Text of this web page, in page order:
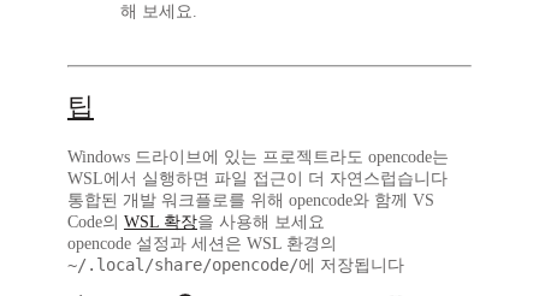
해 보세요.
팁
Windows 드라이브에 있는 프로젝트라도 opencode는
WSL에서 실행하면 파일 접근이 더 자연스럽습니다
통합된 개발 워크플로를 위해 opencode와 함께 VS
Code의 WSL 확장을 사용해 보세요
opencode 설정과 세션은 WSL 환경의
~/.local/share/opencode/에 저장됩니다